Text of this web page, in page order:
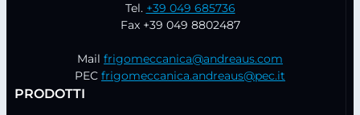
Tel. +39 049 685736
Fax +39 049 8802487
Mail frigomeccanica@andreaus.com
PEC frigomeccanica.andreaus@pec.it
PRODOTTI